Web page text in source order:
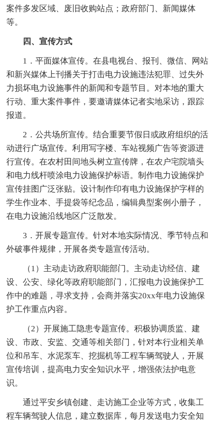
案件多发区域、废旧收购站点；政府部门、新闻媒体
等。
四、宣传方式
1．平面媒体宣传。在县电视台、报刊、微信、网站
和新兴媒体上刊播关于打击电力设施违法犯罪、过失外
力损坏电力设施事件的新闻和专题节目。对本地的重大
行动、重大案件事件，要邀请媒体记者实地采访，跟踪
报道。
2．公共场所宣传。结合重要节假日或政府组织的活
动进行广场宣传。利用写字楼、车站视频广告等资源进
行宣传。在农村田间地头树立宣传牌，在农户宅院墙头
和电力线杆喷涂电力设施保护标语。制作电力设施保护
宣传挂图广泛张贴。设计制作印有电力设施保护字样的
学生作业本、手提袋等纪念品，编辑典型案例小册子，
在电力设施沿线地区广泛散发。
3．开展专题宣传。针对本地实际情况、季节特点和
外破事件规律，开展各类专题宣传活动。
（1）主动走访政府职能部门。主动走访经信、建
设、公安、绿化等政府职能部门，汇报电力设施保护工
作中的难题，寻求支持，会商并落实20xx年电力设施保
护工作重点内容。
（2）开展施工隐患专题宣传。积极协调质监、建
设、市政、安监、交通等相关部门，针对本行业相关单
位和吊车、水泥泵车、挖掘机等工程车辆驾驶人，开展
宣传培训，提高电力安全知识水平，增强依法护电意
识。
通过平安乡镇创建、走访施工企业等方式，收集工
程车辆驾驶人信息，建立数据库，每月发送电力安全知